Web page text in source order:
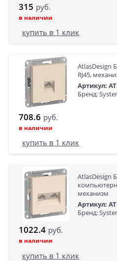
315 руб.
в наличии
купить в 1 клик
AtlasDesign
RJ45,
Артикул:
Бренд:
708.6 руб.
в наличии
купить в 1 клик
AtlasDesign
механизм
Артикул:
Бренд:
1022.4 руб.
в наличии
купить в 1 клик